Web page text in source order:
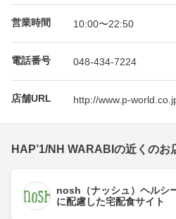
営業時間 10:00〜22:50
電話番号 048-434-7224
店舗URL http://www.p-
HAP’1/NH WARABIの近くのお
nosh（ナッシュ）ヘルシ
に配慮した宅配食サイト